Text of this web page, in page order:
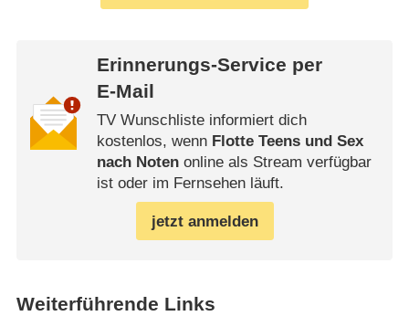
Erinnerungs-Service per
E-Mail
TV Wunschliste informiert dich
kostenlos, wenn Flotte Teens und Sex
nach Notenonline als Stream verfügbar
ist oder im Fernsehen läuft.
jetzt anmelden
Weiterführende Links